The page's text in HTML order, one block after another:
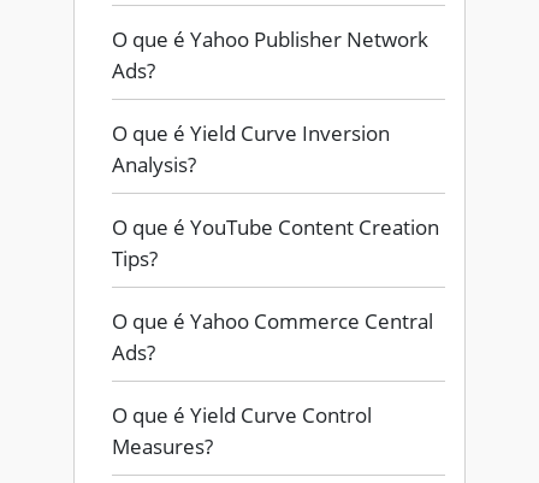
O que é Yahoo Publisher Network
Ads?
O que é Yield Curve Inversion
Analysis?
O que é YouTube Content Creation
Tips?
O que é Yahoo Commerce Central
Ads?
O que é Yield Curve Control
Measures?